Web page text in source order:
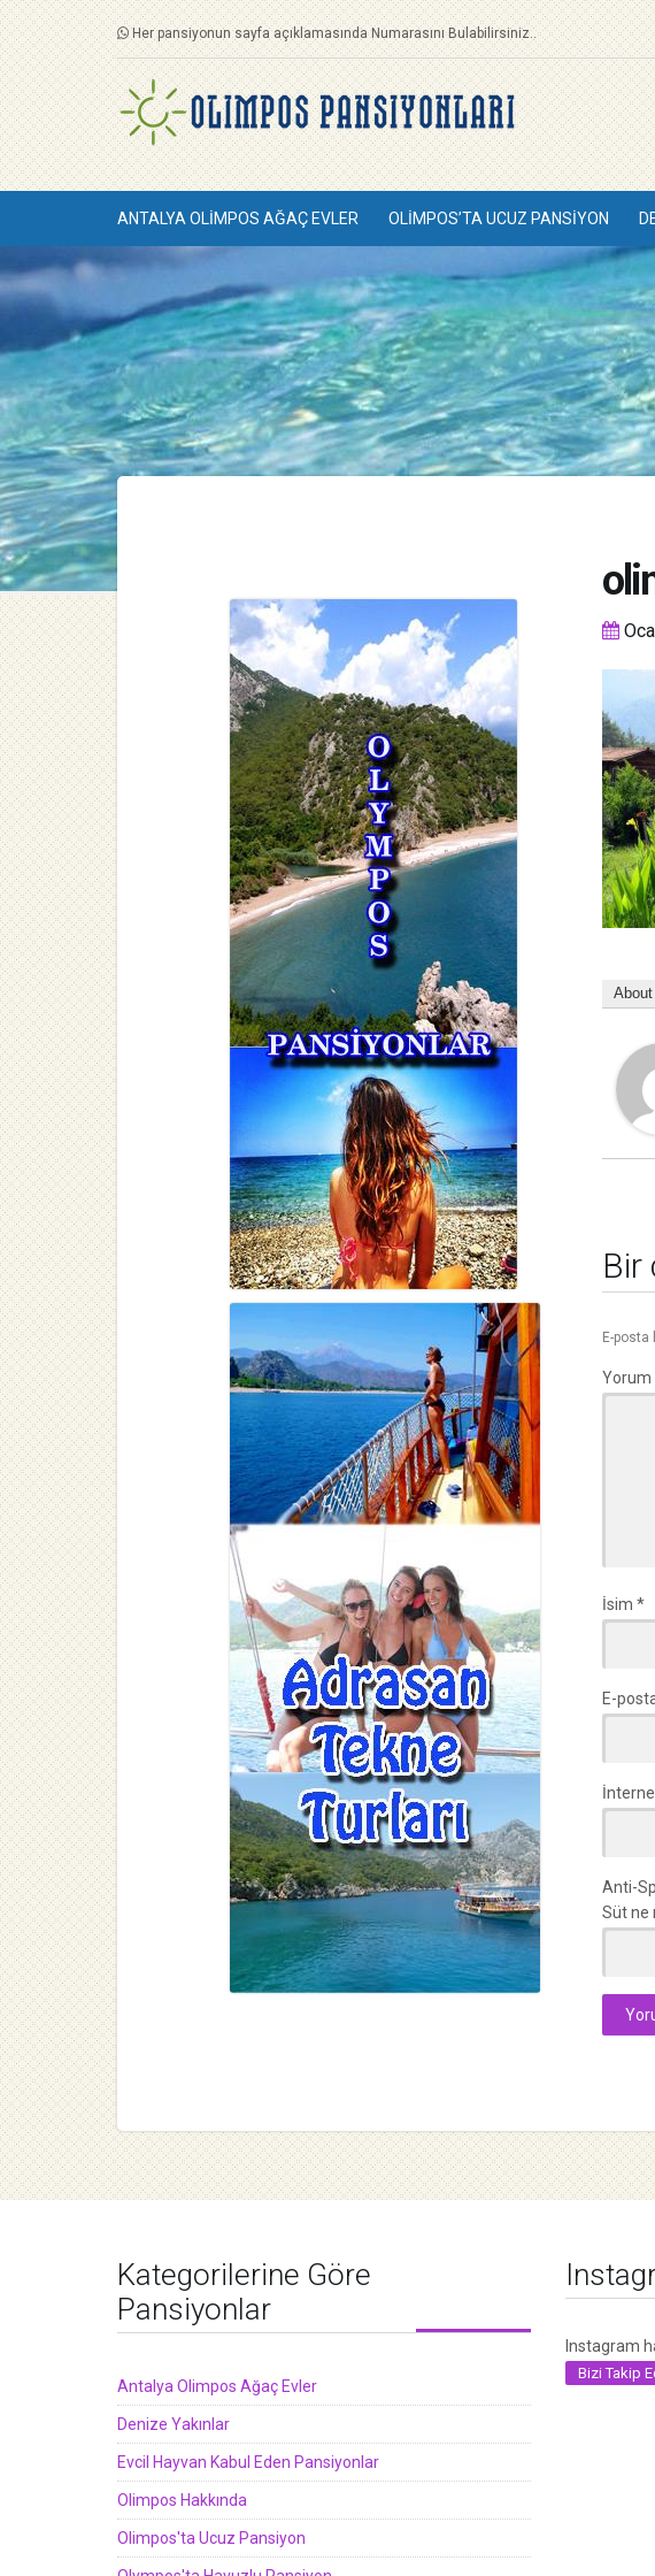
Her pansiyonun sayfa açıklamasında Numarasını Bulabilirsiniz..
ANTALYA OLIMPOS AĞAÇ EVLER OLIMPOS’TA UCUZ PANSIYON
About
Bir
E-posta
Yorum
İsim*
E-
Anti-
Süt ne
Kategorilerine Göre
Pansiyonlar
Antalya Olimpos Ağaç Evler
Denize Yakınlar
Evcil Hayvan Kabul Eden Pansiyonlar
Olimpos Hakkında
Olimpos'ta Ucuz Pansiyon
Instagram
Bizi Takip